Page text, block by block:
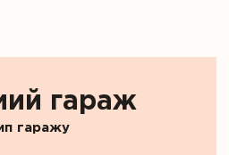
гараж
гаражу